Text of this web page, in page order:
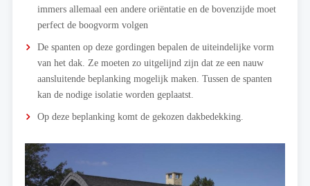
immers allemaal een andere oriëntatie en de bovenzijde moet
perfect de boogvorm volgen
De spanten op deze gordingen bepalen de uiteindelijke vorm
van het dak. Ze moeten zo uitgelijnd zijn dat ze een nauw
aansluitende beplanking mogelijk maken. Tussen de spanten
kan de nodige isolatie worden geplaatst.
Op deze beplanking komt de gekozen dakbedekking.